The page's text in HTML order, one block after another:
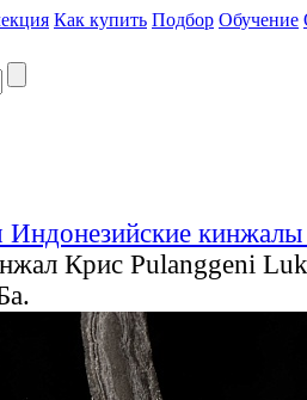
Как купить Подбор Обучение
Индонезийские
Крис Pulanggeni